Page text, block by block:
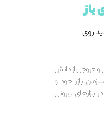
روی
و خروجی از دانش
بازار خود و
بیرونی